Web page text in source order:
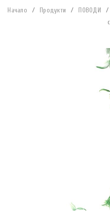
Начало / Продукти / ПОВОДИ /